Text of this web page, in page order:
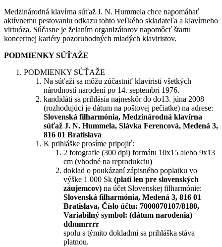
Medzinárodná klavírna súťaž J. N. Hummela chce napomáhať
aktívnemu pestovaniu odkazu tohto veľkého skladateľa a klavírneho
virtuóza. Súčasne je želaním organizátorov napomôcť štartu
koncertnej kariéry pozoruhodných mladých klaviristov.
PODMIENKY SÚŤAŽE
PODMIENKY SÚŤAŽE
Na súťaži sa môžu zúčastniť klaviristi všetkých
národností narodení po 14. septembri 1976.
kandidáti sa prihlásia najneskôr do do13. júna 2008
(rozhodujúci je dátum na poštovej pečiatke) na adrese:
Slovenská filharmónia, Medzinárodná klavírna
súťaž J. N. Hummela, Slávka Ferencová, Medená 3,
816 01 Bratislava
K prihláške prosíme pripojiť:
2 fotografie (300 dpi) formátu 10x15 alebo 9x13
cm (vhodné na reprodukciu)
doklad o poukázaní zápisného poplatku vo
výške 1 000 Sk (platí len pre slovenských
záujemcov) na účet Slovenskej filharmónie:
Slovenská filharmónia, Medená 3, 816 01
Bratislava, Číslo účtu: 7000070107/8180,
Variabilný symbol: (dátum narodenia)
ddmmrrrr
spolu s týmito dokladmi sa prihláška stáva
platnou.